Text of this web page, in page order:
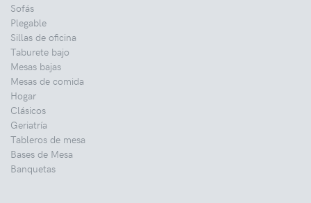
Sofás
Plegable
Sillas de oficina
Taburete bajo
Mesas bajas
Mesas de comida
Hogar
Clásicos
Geriatría
Tableros de mesa
Bases de Mesa
Banquetas